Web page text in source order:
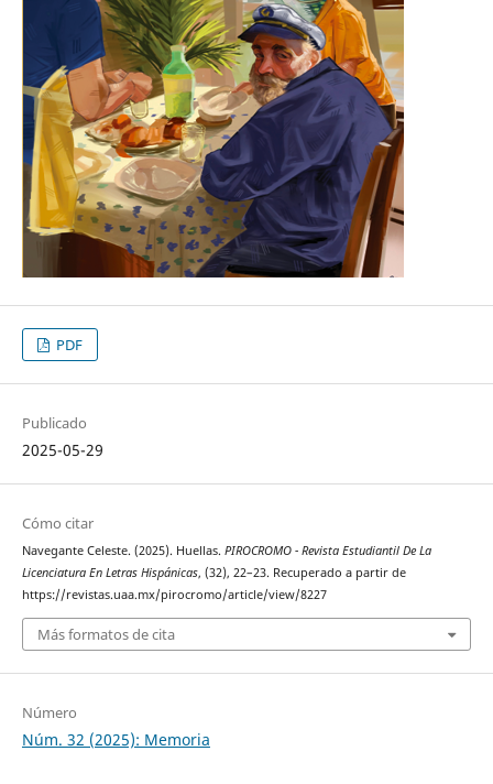
PDF
Publicado
2025-05-29
Cómo citar
Navegante Celeste. (2025). Huellas. PIROCROMO - Revista Estudiantil De La
Licenciatura En Letras Hispánicas, (32), 22–23. Recuperado a partir de
https://revistas.uaa.mx/pirocromo/article/view/8227
Más formatos de cita
Número
Núm. 32 (2025): Memoria